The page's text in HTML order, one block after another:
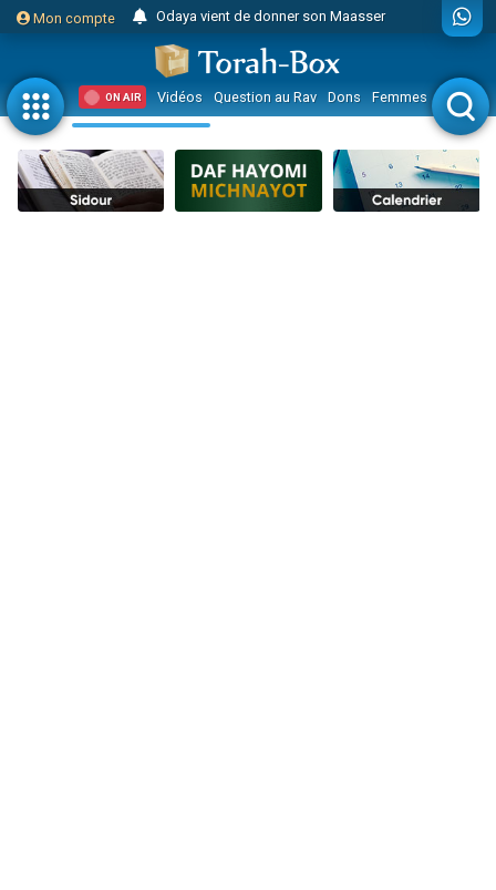
Mon compte
3 personnes viennent de faire un don pour 5 jours de vacances aux Orphelins
3 personnes viennent de faire un don pour Diane, 80 ans, dans un appartement insalubre
2 personnes viennent de nous rejoindre sur WhatsApp
13 personnes viennent de demander une bénédiction
30 personnes viennent de faire un don pour Sauvez la jambe de Yohan
Il reste 49 places pour étudier en groupe sur Zoom
12 nouvelles musiques dans Torah-Box Music
ON AIR Vidéos Question au Rav Dons Femmes Enfants